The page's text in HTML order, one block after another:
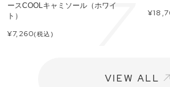
ースCOOLキャミソール（ホワイ
ト）
¥7,260(税込)
¥
VIEW ALL